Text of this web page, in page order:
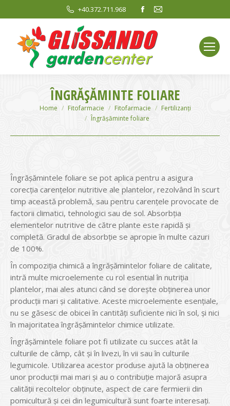
+40.372.711.968
Facebook
opens
in
new
window
Mail
window
ÎNGRĂȘĂMINTE FOLIARE
You are here:
Home Fitofarmacie Fitofarmacie
Fertilizanți
Îngrășăminte foliare
Îngrășămintele foliare se pot aplica pentru a asigura
corecția carențelor nutritive ale plantelor, rezolvând în scurt
timp această problemă, sau pentru carențele provocate de
factorii climatici, tehnologici sau de sol. Absorbția
elementelor nutritive de către plante este rapidă și
completă. Gradul de absorbție se apropie în multe cazuri
de 100%.
În compoziția chimică a îngrășămintelor foliare de calitate,
intră multe microelemente cu rol esential în nutriția
plantelor, mai ales atunci când se dorește obținerea unor
producții mari și calitative. Aceste microelemente esențiale,
nu se găsesc de obicei în cantități suficiente nici în sol, și nici
în majoritatea îngrășămintelor chimice utilizate.
Îngrășămintele foliare pot fi utilizate cu succes atât la
culturile de câmp, cât și în livezi, în vii sau în culturile
legumicole. Utilizarea acestor produse ajută la obținerea
unor producții mai mari și au o contribuție majoră asupra
calității recoltelor obținute, aspect de care fermierii din
pomicultură și cei din legumicultură sunt foarte interesați.